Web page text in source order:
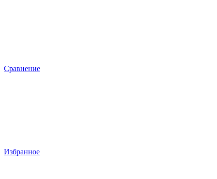
Сравнение
Избранное